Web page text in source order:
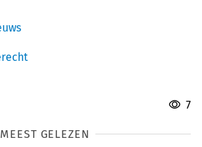
7
MEEST GELEZEN